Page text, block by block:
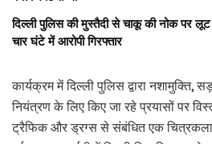
दिल्ली पुलिस की मुस्तैदी से चाकू की नोक पर
चार घंटे में आरोपी गिरफ्तार
कार्यक्रम में दिल्ली पुलिस द्वारा नशामुक्ति,
नियंत्रण के लिए किए जा रहे प्रयासों पर
ट्रैफिक और ड्रग्स से संबंधित एक चित्रकला